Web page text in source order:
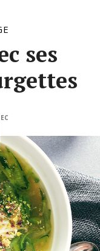
ses